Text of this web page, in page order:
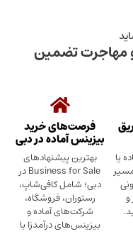
خرید
در دبی
پیشنهادهای
Business for Sale در
کافی‌شاپ،
فروشگاه،
آماده و
درآمدزا با